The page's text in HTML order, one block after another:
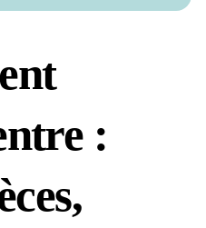
: